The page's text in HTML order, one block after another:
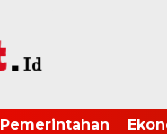
Pemerintahan